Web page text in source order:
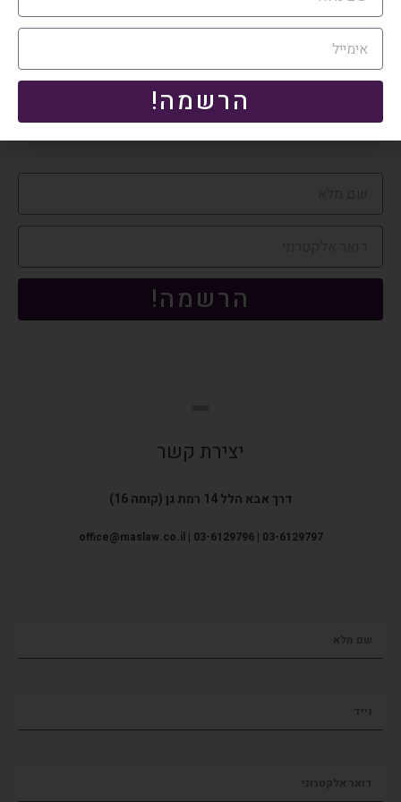
הרשמה לעלון המשפטי החודשי
הרשמה!
יצירת קשר
דרך אבא הלל 14 רמת גן (קומה 16)
office@maslaw.co.il | 03-6129796 | 03-6129797
הרשמה!